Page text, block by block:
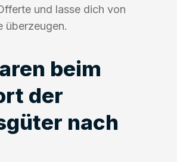
und lasse dich von
überzeugen.
beim
der
nach